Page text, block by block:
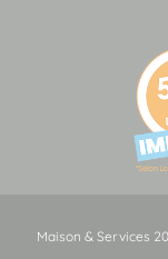
Maison & Services